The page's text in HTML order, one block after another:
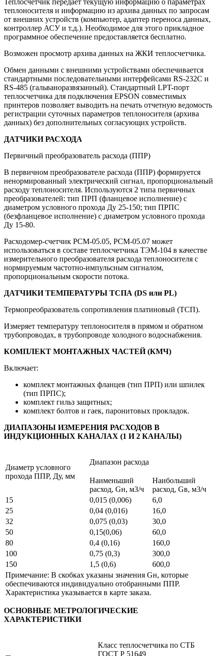
Теплосчетчик передает текущую информацию о параметрах
теплоносителя и информацию из архива данных по запросам
от внешних устройств (компьютер, адаптер переноса данных,
контроллер АСУ и т.д.). Необходимое для этого прикладное
программное обеспечение предоставляется бесплатно.
Возможен просмотр архива данных на ЖКИ теплосчетчика.
Обмен данными с внешними устройствами обеспечивается
стандартными последовательными интерфейсами RS-232С и
RS-485 (гальваноразвязанный). Стандартный LPT-порт
теплосчетчика для подключения EPSON совместимых
принтеров позволяет выводить на печать отчетную ведомость
регистрации суточных параметров теплоносителя (архива
данных) без дополнительных согласующих устройств.
ДАТЧИКИ РАСХОДА
Первичный преобразователь расхода (ППР)
В первичном преобразователе расхода (ППР) формируется
ненормированный электрический сигнал, пропорциональный
расходу теплоносителя. Используются 2 типа первичных
преобразователей: тип ПРП (фланцевое исполнение) с
диаметром условного прохода Ду 25-150; тип ПРПС
(безфланцевое исполнение) с диаметром условного прохода
Ду 15-80.
Расходомер-счетчик РСМ-05.05, РСМ-05.07 может
использоваться в составе теплосчетчика ТЭМ-104 в качестве
измерительного преобразователя расхода теплоносителя с
нормируемым частотно-импульсным сигналом,
пропорциональным скорости потока.
ДАТЧИКИ ТЕМПЕРАТУРЫ ТСПА (DS или PL)
Термопреобразователь сопротивления платиновый (ТСП).
Измеряет температуру теплоносителя в прямом и обратном
трубопроводах, в трубопроводе холодного водоснабжения.
КОМПЛЕКТ МОНТАЖНЫХ ЧАСТЕЙ (КМЧ)
Включает:
комплект монтажных фланцев (тип ПРП) или шпилек
(тип ПРПС);
комплект гильз защитных;
комплект болтов и гаек, паронитовых прокладок.
ДИАПАЗОНЫ ИЗМЕРЕНИЯ РАСХОДОВ В
ИНДУКЦИОННЫХ КАНАЛАХ (1 И 2 КАНАЛЫ)
Диаметр условного
прохода ППР, Ду, мм
Диапазон расхода
Наименьший
расход, Gн, м3/ч
Наибольший
расход, Gв, м3/ч
15
0,015 (0,006)
6,0
25
0,04 (0,016)
16,0
32
0,075 (0,03)
30,0
50
0,15(0,06)
60,0
80
0,4 (0,16)
160,0
100
0,75 (0,3)
300,0
150
1,5 (0,6)
600,0
Примечание: В скобках указаны значения Gн, которые
обеспечиваются индивидуально отобранными ППР.
Характеристика указывается в карте заказа.
ОСНОВНЫЕ МЕТРОЛОГИЧЕСКИЕ
ХАРАКТЕРИСТИКИ
Класс теплосчетчика по СТБ
ГОСТ Р 51649